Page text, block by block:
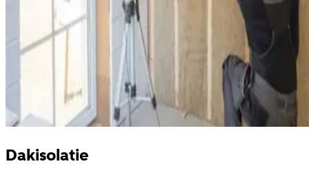
Dakisolatie